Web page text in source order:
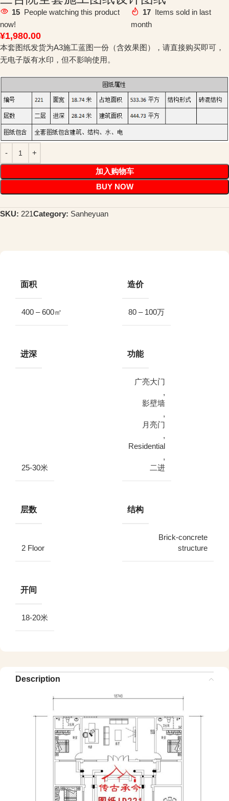
15 People watching this product
now!
17 Items sold in last
month
¥1,980.00
本套图纸发货为A3施工蓝图一份（含效果图），请直接购买即可，
无电子版有水印，但不影响使用。
加入购物车
BUY NOW
SKU: 221Category: Sanheyuan
面积
400 – 600㎡
造价
80 – 100万
进深
25-30米
功能
广亮大门
,
影壁墙
,
月亮门
,
Residential
,
二进
层数
2 Floor
结构
Brick-concrete
structure
开间
18-20米
Description